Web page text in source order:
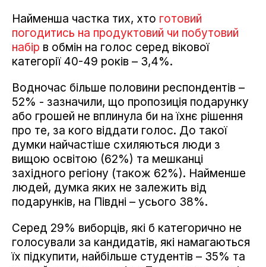
Найменша частка тих, хто готовий
погодитись на продуктовий чи побутовий
набір в обмін на голос серед вікової
категорії 40-49 років – 3,4%.
Водночас більше половини респондентів –
52% - зазначили, що пропозиція подарунку
або грошей не вплинула би на їхнє рішення
про те, за кого віддати голос. До такої
думки найчастіше схиляються люди з
вищою освітою (62%) та мешканці
західного регіону (також 62%). Найменше
людей, думка яких не залежить від
подарунків, на Півдні – усього 38%.
Серед 29% виборців, які б категорично не
голосували за кандидатів, які намагаються
їх підкупити, найбільше студентів – 35% та